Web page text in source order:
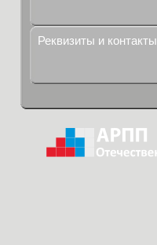
Реквизиты и контакты